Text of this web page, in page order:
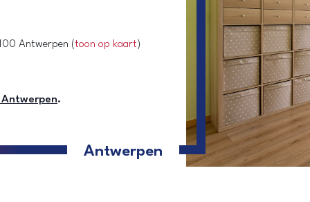
Antwerpen (toon op kaart)
.
Antwerpen